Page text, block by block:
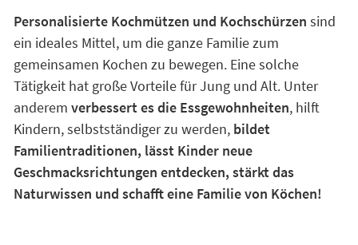
Personalisierte Kochmützen und Kochschürzen sind
ein ideales Mittel, um die ganze Familie zum
gemeinsamen Kochen zu bewegen. Eine solche
Tätigkeit hat große Vorteile für Jung und Alt. Unter
anderem verbessert es die Essgewohnheiten, hilft
Kindern, selbstständiger zu werden, bildet
Familientraditionen, lässt Kinder neue
Geschmacksrichtungen entdecken, stärkt das
Naturwissen und schafft eine Familie von Köchen!